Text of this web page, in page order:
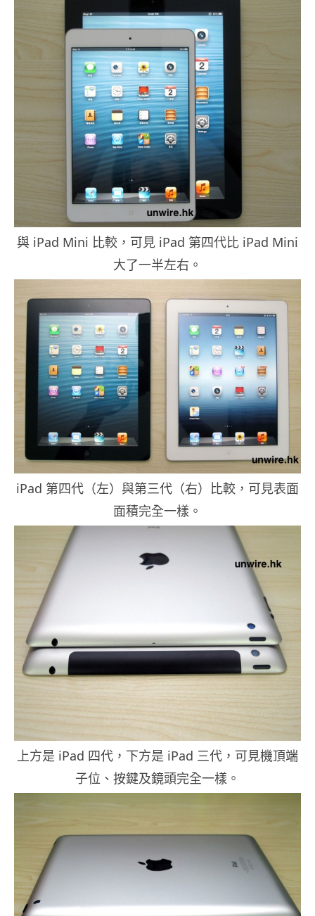
與 iPad Mini 比較，可見 iPad 第四代比 iPad Mini
大了一半左右。
iPad 第四代（左）與第三代（右）比較，可見表面
面積完全一樣。
上方是 iPad 四代，下方是 iPad 三代，可見機頂端
子位、按鍵及鏡頭完全一樣。